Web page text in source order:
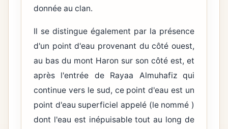
donnée au clan.
Il se distingue également par la présence
d'un point d'eau provenant du côté ouest,
au bas du mont Haron sur son côté est, et
après l'entrée de Rayaa Almuhafiz qui
continue vers le sud, ce point d'eau est un
point d'eau superficiel appelé (le nommé )
dont l'eau est inépuisable tout au long de